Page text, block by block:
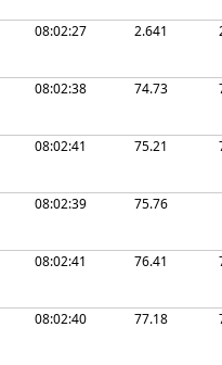
08:02:27 2.641
08:02:38 74.73
08:02:41 75.21
08:02:39 75.76
08:02:41 76.41
08:02:40 77.18